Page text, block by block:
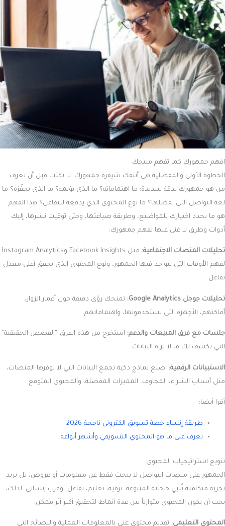
افهم جمهورك كما تفهم منتجك
الخطوة الأولى والمفصلية هي أنتفك شيفرة جمهورك. لا تكتب قبل أن تعرف
من هو جمهورك بدقة شديدة: ما اهتماماته؟ ما الذي يؤلمه؟ ما الذي يحفّزه؟ ما
لغة التواصل التي يفضلها؟ ما نوع المحتوى الذي يدفعه للتفاعل؟ هذا الفهم
هو ما يحدد اختيارك للمواضيع، وطريقة صياغتها، وحتى توقيت نشرها، إليك
أدوات وطرق لا غنى عنها لفهم جمهورك:
تحليلات المنصات الاجتماعية:
مثل Facebook Insights وInstagram Analytics
لفهم الأوقات التي يتواجد فيها الجمهور، ونوع المحتوى الذي يحقق أعلى معدل
تفاعل.
تحليلات جوجل Google Analytics:
تمنحك رؤى دقيقة حول أعمار الزوار،
أماكنهم، الأجهزة التي يستخدمونها، واهتماماتهم.
جلسات مع فرق المبيعات والدعم: استخرج من هذه الفرق “القصص الحقيقية”
التي تكشف لك ما لا تراه البيانات
الاستبيانات الرقمية: اصنع نماذج ذكية تجمع البيانات التي لا توفرها المنصات،
مثل أسباب الشراء، المخاوف، المميزات المفضلة، والمحتوى المتوقع.
أقرا أيضا:
طريقة إنشاء خطة تسويق الكترونى ناجحة 2026
تعرف على ما هو المحتوي التسويقي وأشهر أنواعه
تنويع استراتيجيات المحتوى
الجمهور على منصات التواصل لا يبحث فقط عن معلومات أو عروض، بل يريد
تجربة متكاملة تُلبي حاجاته المتنوعة: ترفيه، تعليم، تفاعل، وقرب إنساني. لذلك،
يجب أن يكون المحتوى متوازناً بين عدة أنماط لتحقيق أكبر أثر ممكن:
المحتوى التعليمي: تقديم محتوى غني بالمعلومات العملية والنصائح التي